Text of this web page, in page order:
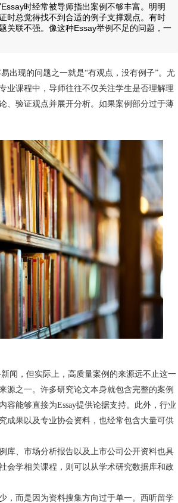
时经常被导师指出案例不够丰富。明明
时总觉得找不到合适的例子支撑观点。有时
关联不强。像这种Essay举例不足的问题，一
现的问题之一就是“有观点，没有例子”。尤
业课程中，导师往往不仅关注学生是否理解理
、验证观点并展开分析。如果案例部分过于薄
，但实际上，高质量案例的来源远不止这一
源之一。许多研究论文本身就包含完整的案例
容能够直接为Essay提供论据支持。此外，行业
成果以及专业协会资料，也经常包含大量可供
、市场分析报告以及上市公司公开资料也具
会学相关课程，则可以从学术研究数据库和政
而是因为资料搜集方向过于单一。西听留学